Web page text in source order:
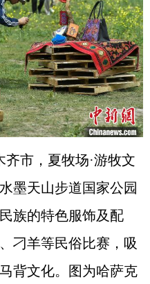
齐市，夏牧场·游牧文
墨天山步道国家公园
族的特色服饰及配
刁羊等民俗比赛，吸
背文化。图为哈萨克